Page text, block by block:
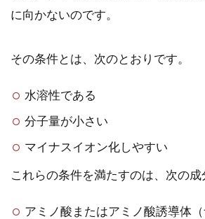
に向かないのです。
その条件とは、次のとおりです。
水溶性である
分子量が小さい
マイナスイオン化しやすい
これらの条件を満たすのは、次の成
アミノ酸またはアミノ酸誘導体